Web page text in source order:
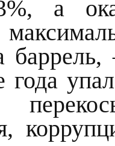
а
года